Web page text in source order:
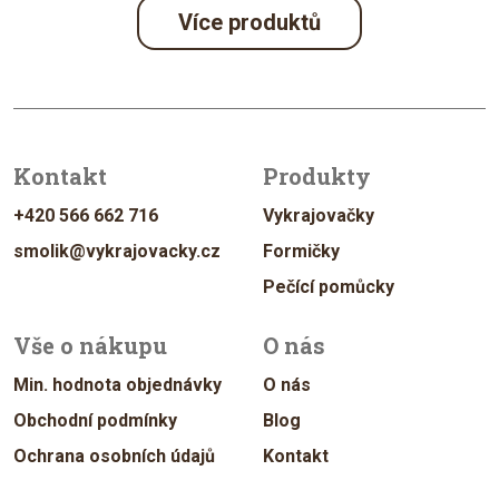
Více produktů
Kontakt
+420 566 662 716
smolik@vykrajovacky.cz
Produkty
Vykrajovačky
Formičky
Pečící pomůcky
Vše o nákupu
Min. hodnota objednávky
Obchodní podmínky
Ochrana osobních údajů
O nás
O nás
Blog
Kontakt